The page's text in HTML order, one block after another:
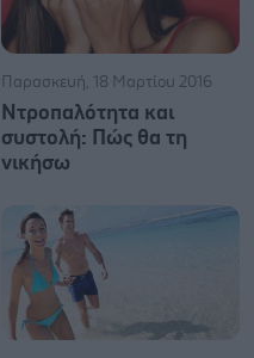
Παρασκευή, 18 Μαρτίου 2016
Ντροπαλότητα και
συστολή: Πώς θα τη
νικήσω